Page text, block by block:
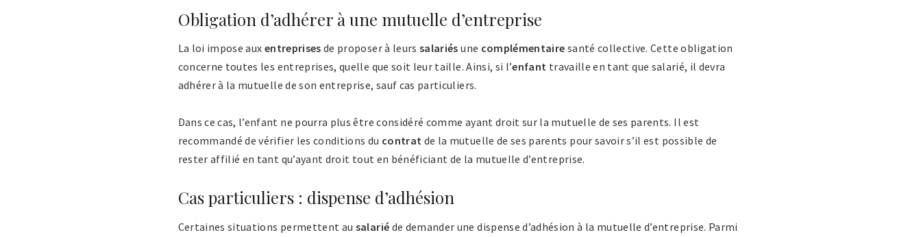
Obligation d’adhérer à une mutuelle d’entreprise
La loi impose aux entreprises de proposer à leurssalariés une complémentaire santé collective. Cette obligation
concerne toutes les entreprises, quelle que soit leur taille. Ainsi, si l’enfant travaille en tant que salarié, il devra
adhérer à la mutuelle de son entreprise, sauf cas particuliers.
Dans ce cas, l’enfant ne pourra plus être considéré comme ayant droit sur la mutuelle de ses parents. Il est
recommandé de vérifier les conditions du contrat de la mutuelle de ses parents pour savoir s’il est possible de
rester affilié en tant qu’ayant droit tout en bénéficiant de la mutuelle d’entreprise.
Cas particuliers : dispense d’adhésion
Certaines situations permettent au salarié de demander une dispense d’adhésion à la mutuelle d’entreprise. Parmi